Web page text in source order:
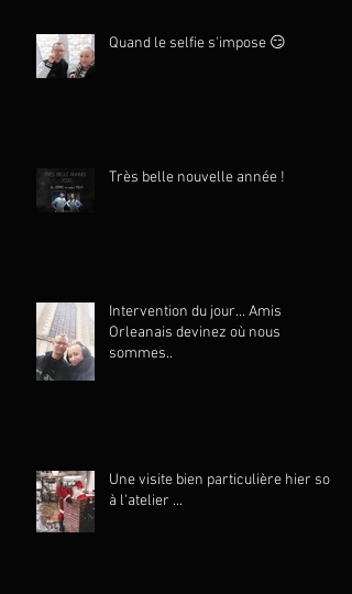
Quand le selfie s'impose 😏
Très belle nouvelle année !
Intervention du jour... Amis
Orleanais devinez où nous
sommes..
Une visite bien particulière hier soir
à l'atelier ...